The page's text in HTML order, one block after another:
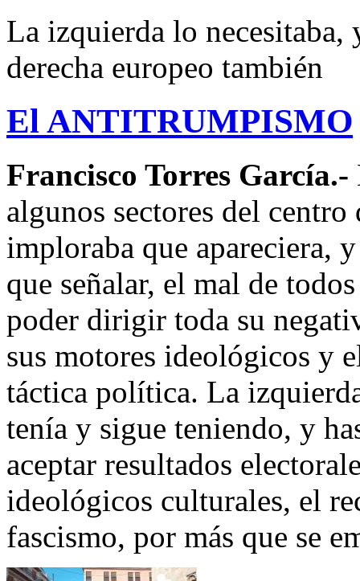
La izquierda lo necesitaba,
derecha europeo también
El ANTITRUMPISMO
Francisco Torres García.-
algunos sectores del
imploraba que apareciera,
que señalar, el mal de
poder dirigir toda su
sus motores ideológicos y
táctica política. La
tenía y sigue teniendo, y
aceptar resultados
ideológicos culturales, el
fascismo, por más que se